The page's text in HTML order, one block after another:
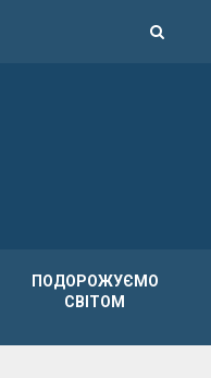
ПОДОРОЖУЄМО
СВІТОМ